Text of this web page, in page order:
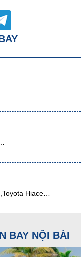
Hiace…
BAY NỘI BÀI